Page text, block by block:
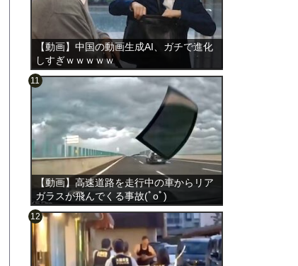
【動画】中国の動画生成AI、ガチで進化
しすぎｗｗｗｗｗ
【動画】高速道路を走行中の車からリア
ガラスが飛んでくる事故(ﾟoﾟ)